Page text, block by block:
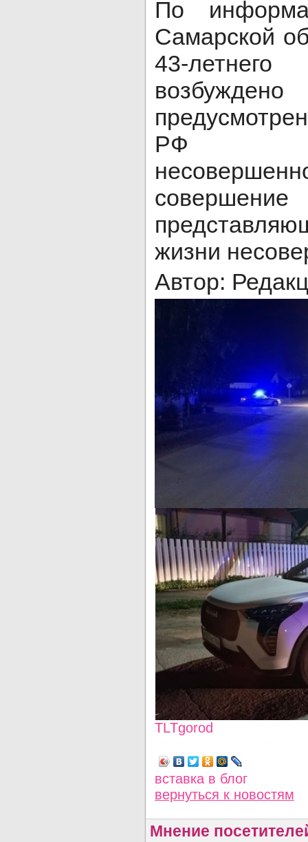
По
Самарской
43-
РФ
жизни
Автор:
TLTgorod
вставка в блог
вернуться к новостям
Мнение